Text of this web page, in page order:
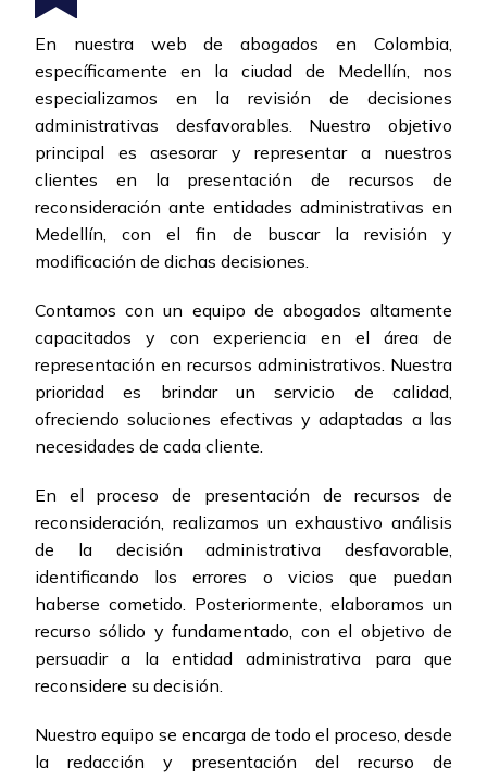
En nuestra web de abogados en Colombia,
específicamente en la ciudad de Medellín, nos
especializamos en la revisión de decisiones
administrativas desfavorables. Nuestro objetivo
principal es asesorar y representar a nuestros
clientes en la presentación de recursos de
reconsideración ante entidades administrativas en
Medellín, con el fin de buscar la revisión y
modificación de dichas decisiones.
Contamos con un equipo de abogados altamente
capacitados y con experiencia en el área de
representación en recursos administrativos. Nuestra
prioridad es brindar un servicio de calidad,
ofreciendo soluciones efectivas y adaptadas a las
necesidades de cada cliente.
En el proceso de presentación de recursos de
reconsideración, realizamos un exhaustivo análisis
de la decisión administrativa desfavorable,
identificando los errores o vicios que puedan
haberse cometido. Posteriormente, elaboramos un
recurso sólido y fundamentado, con el objetivo de
persuadir a la entidad administrativa para que
reconsidere su decisión.
Nuestro equipo se encarga de todo el proceso, desde
la redacción y presentación del recurso de